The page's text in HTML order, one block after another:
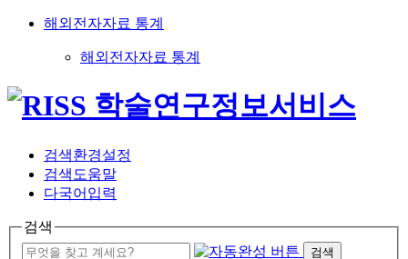
해외전자자료 통계
해외전자자료 통계
검색환경설정
검색도움말
다국어입력
검색
검색